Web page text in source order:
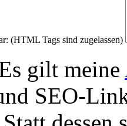
(HTML Tags sind zugelassen)
gilt meine
SEO-